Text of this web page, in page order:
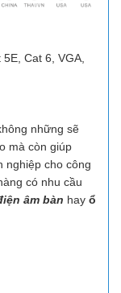
Cat 6, VGA,
những sẽ
mà còn giúp
nghiệp cho công
có nhu cầu
âm bàn hay ổ